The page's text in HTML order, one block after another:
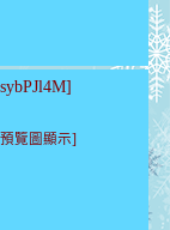
預覽圖顯示]